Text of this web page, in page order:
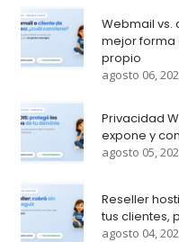
Webmail vs.
mejor forma
propio
agosto 06,
Privacidad
expone y
agosto 05,
Reseller
tus clientes,
agosto 04,